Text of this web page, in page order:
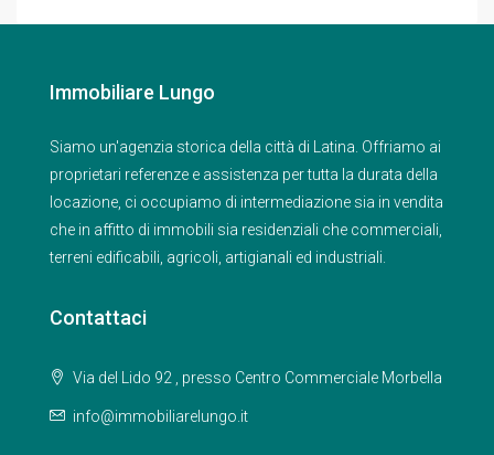
Immobiliare Lungo
Siamo un'agenzia storica della città di Latina. Offriamo ai
proprietari referenze e assistenza per tutta la durata della
locazione, ci occupiamo di intermediazione sia in vendita
che in affitto di immobili sia residenziali che commerciali,
terreni edificabili, agricoli, artigianali ed industriali.
Contattaci
Via del Lido 92 , presso Centro Commerciale Morbella
info@immobiliarelungo.it